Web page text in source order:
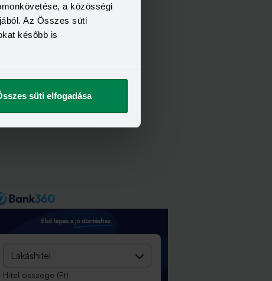
a közösségi
Az Összes süti
később is
süti elfogadása
használók ajánlatkéréseiből.
Lakáshitel
Hitel összege (Ft)